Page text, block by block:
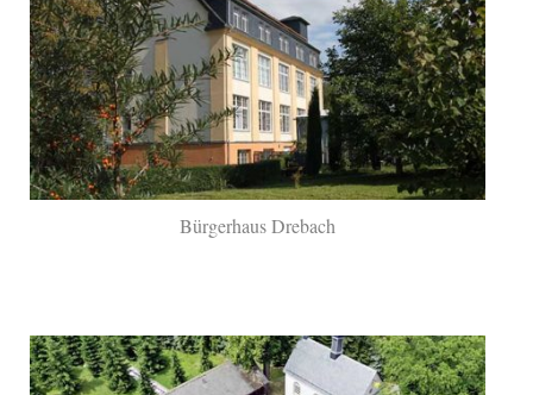
Bürgerhaus Drebach